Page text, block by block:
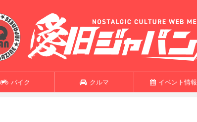
バイク クルマ イベント情報